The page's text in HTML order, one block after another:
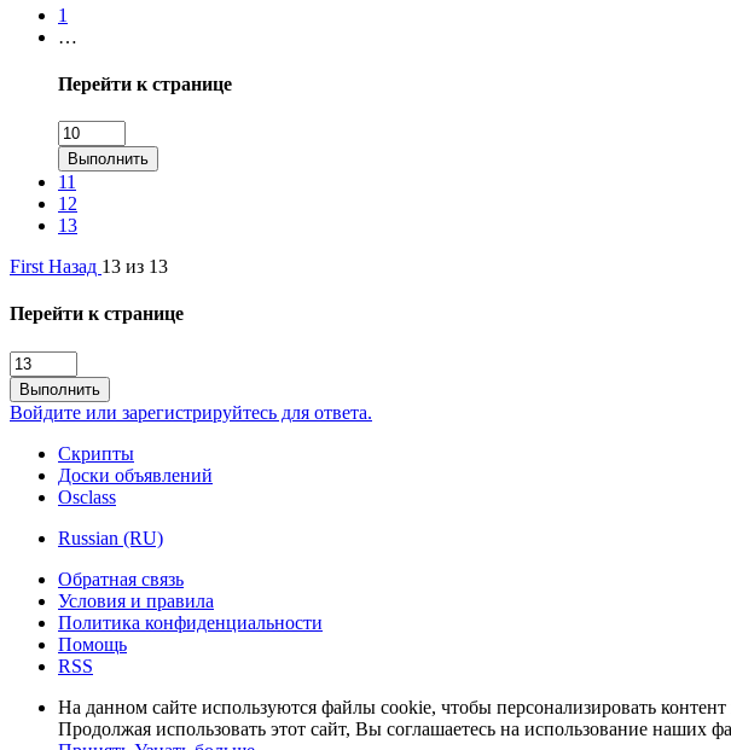
1
…
Перейти к странице
Выполнить
11
12
13
First Назад 13 из 13
Перейти к странице
Выполнить
Войдите или зарегистрируйтесь для ответа.
Скрипты
Доски объявлений
Osclass
Russian (RU)
Обратная связь
Условия и правила
Политика конфиденциальности
Помощь
RSS
На данном сайте используются файлы cookie, чтобы персонализировать
Продолжая использовать этот сайт, Вы соглашаетесь на использование наших